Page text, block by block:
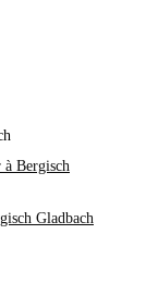
à Bergisch
Gladbach